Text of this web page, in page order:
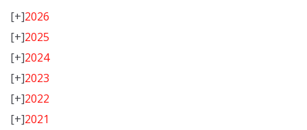
[+]2026
[+]2025
[+]2024
[+]2023
[+]2022
[+]2021